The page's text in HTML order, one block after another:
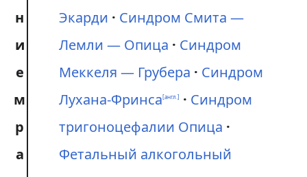
н
и
е
м
р
а
Экарди
Синдром Смита —
Лемли — Опица
Синдром
Меккеля — Грубера
Синдром
Лухана-Фринса[англ.]
Синдром
тригоноцефалии Опица
Фетальный алкогольный